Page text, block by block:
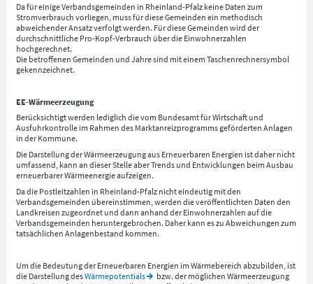
Da für einige Verbandsgemeinden in Rheinland-Pfalz keine Daten zum
Stromverbrauch vorliegen, muss für diese Gemeinden ein methodisch
abweichender Ansatz verfolgt werden. Für diese Gemeinden wird der
durchschnittliche Pro-Kopf-Verbrauch über die Einwohnerzahlen
hochgerechnet.
Die betroffenen Gemeinden und Jahre sind mit einem Taschenrechnersymbol
gekennzeichnet.
EE-Wärmeerzeugung
Berücksichtigt werden lediglich die vom Bundesamt für Wirtschaft und
Ausfuhrkontrolle im Rahmen des Marktanreizprogramms geförderten Anlagen
in der Kommune.
Die Darstellung der Wärmeerzeugung aus Erneuerbaren Energien ist daher nicht
umfassend, kann an dieser Stelle aber Trends und Entwicklungen beim Ausbau
erneuerbarer Wärmeenergie aufzeigen.
Da die Postleitzahlen in Rheinland-Pfalz nicht eindeutig mit den
Verbandsgemeinden übereinstimmen, werden die veröffentlichten Daten den
Landkreisen zugeordnet und dann anhand der Einwohnerzahlen auf die
Verbandsgemeinden heruntergebrochen. Daher kann es zu Abweichungen zum
tatsächlichen Anlagenbestand kommen.
Um die Bedeutung der Erneuerbaren Energien im Wärmebereich abzubilden, ist
die Darstellung desWärmepotentials
bzw. der möglichen Wärmeerzeugung